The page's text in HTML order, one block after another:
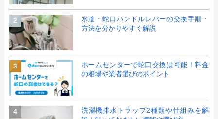
2
水道・蛇口ハンドルレバーの交換手順・
方法を分かりやすく解説
3
ホームセンターで蛇口交換は可能！料金
の相場や業者選びのポイント
4
洗濯機排水トラップ2種類や仕組みを解